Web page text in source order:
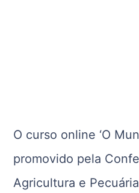
O curso online ‘O
promovido pela
Agricultura e